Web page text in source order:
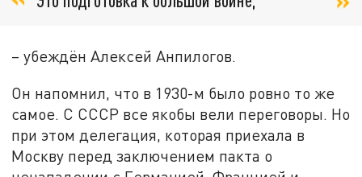
– убеждён Алексей Анпилогов.
Он напомнил, что в 1930-м было ровно то же
самое. С СССР все якобы вели переговоры. Но
при этом делегация, которая приехала в
Москву перед заключением пакта о